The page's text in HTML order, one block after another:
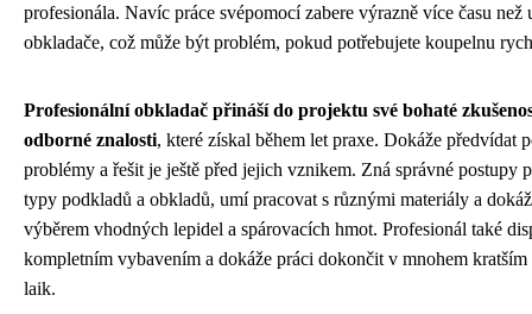
profesionála. Navíc práce svépomocí zabere výrazně více času než
obkladače, což může být problém, pokud potřebujete koupelnu
Profesionální obkladač přináší do projektu své bohaté
odborné znalosti, které získal během let praxe. Dokáže předvídat
problémy a řešit je ještě před jejich vznikem. Zná správné postupy
typy podkladů a obkladů, umí pracovat s různými materiály a
výběrem vhodných lepidel a spárovacích hmot. Profesionál také
kompletním vybavením a dokáže práci dokončit v mnohem kratším
laik.